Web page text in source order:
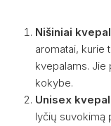
Nišiniai
aromatai, kurie
kvepalams. Jie
kokybe.
Unisex
lyčių suvokimą